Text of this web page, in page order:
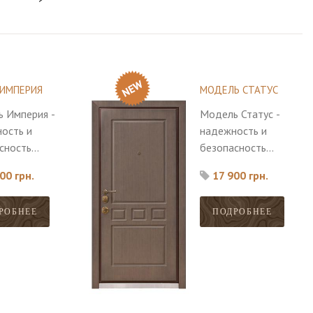
Империя -
и
этой
грн.
МОДЕЛЬ СТАТУС
Модель Статус -
надежность и
безопасность
достоинства этой
модели.
17 900 грн.
ПОДРОБНЕЕ